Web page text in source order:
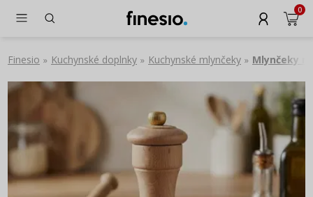
0
Finesio » Kuchynské doplnky » Kuchynské mlynčeky » Mlynčeky